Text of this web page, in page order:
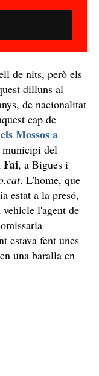
de nits, però els
dilluns al
de nacionalitat
cap de
Mossos a
municipi del
Fai, a Bigues i
. L'home, que
estat a la presó,
vehicle l'agent de
estava fent unes
una baralla en